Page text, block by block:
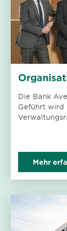
Die Bank
Geführt wird
Mehr